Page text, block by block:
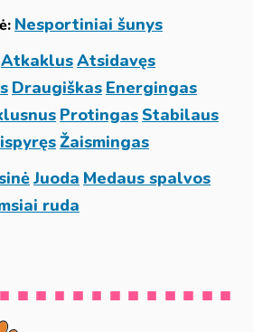
Nesportiniai šunys
AtkaklusAtsidavęs
Draugiškas Energingas
Protingas Stabilaus
Žaismingas
Juoda Medaus spalvos
ruda